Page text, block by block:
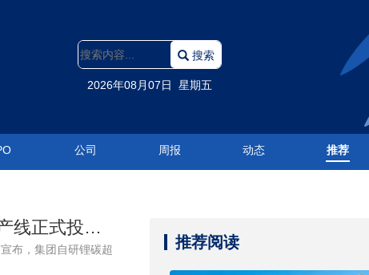
搜索
2026年08月07日 星期五
公司 周报 动态 推荐
万裕科技（00894.HK）LCC锂碳超级电容全球首条大容量智能产线正式投产，年产能1.5GWh登全球第一
布，集团自研锂碳超
推荐阅读